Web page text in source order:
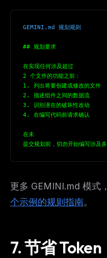
GEMINI.md 规划规则
## 规划要求
在实现任何涉及超过
2 个文件的功能之前：
1. 列出将要创建或修改的文件
2. 描述组件之间的数据流
3. 识别潜在的破坏性改动
4. 在编写代码前请求确认
在未
提交规划前，切勿开始编写涉及多
更多 GEMINI.md 模式
个示例的规则指南。
7. 节省